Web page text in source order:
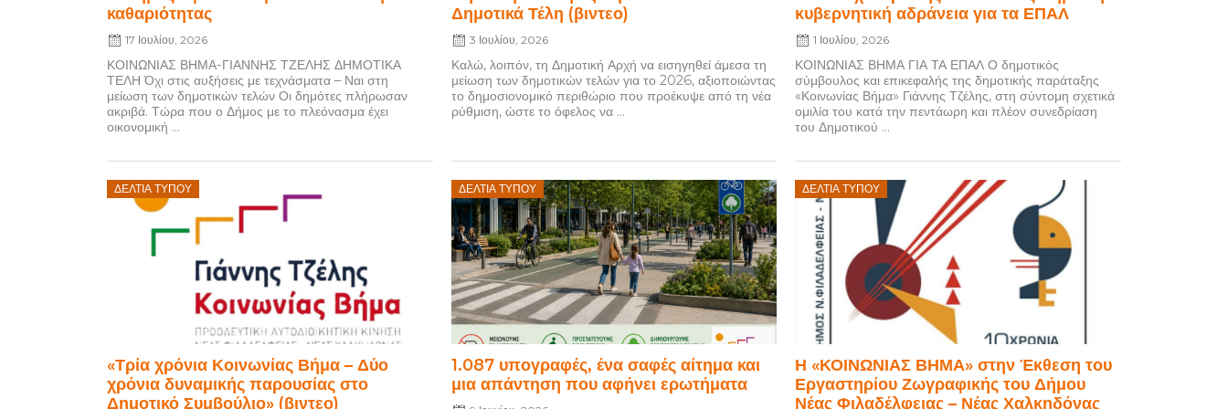
καθαριότητας
17 Ιουλίου, 2026
ΚΟΙΝΩΝΙΑΣ ΒΗΜΑ-ΓΙΑΝΝΗΣ ΤΖΕΛΗΣ ΔΗΜΟΤΙΚΑ
ΤΕΛΗ Όχι στις αυξήσεις με τεχνάσματα – Ναι στη
μείωση των δημοτικών τελών Οι δημότες πλήρωσαν
ακριβά. Τώρα που ο Δήμος με το πλεόνασμα έχει
οικονομική ...
Δημοτικά Τέλη (βιντεο)
3 Ιουλίου, 2026
Καλώ, λοιπόν, τη Δημοτική Αρχή να εισηγηθεί άμεσα τη
μείωση των δημοτικών τελών για το 2026, αξιοποιώντας
το δημοσιονομικό περιθώριο που προέκυψε από τη νέα
ρύθμιση, ώστε το όφελος να ...
κυβερνητική αδράνεια για τα ΕΠΑΛ
1 Ιουλίου, 2026
ΚΟΙΝΩΝΙΑΣ ΒΗΜΑ ΓΙΑ ΤΑ ΕΠΑΛ Ο δημοτικός
σύμβουλος και επικεφαλής της δημοτικής παράταξης
«Κοινωνίας Βήμα» Γιάννης Τζέλης, στη σύντομη σχετικά
ομιλία του κατά την πεντάωρη και πλέον συνεδρίαση
του Δημοτικού ...
ΔΕΛΤΊΑ ΤΎΠΟΥ
«Τρία χρόνια Κοινωνίας Βήμα – Δύο
χρόνια δυναμικής παρουσίας στο
Δημοτικό Συμβούλιο» (βιντεο)
Posted
on
ΔΕΛΤΊΑ ΤΎΠΟΥ
1.087 υπογραφές, ένα σαφές αίτημα και
μια απάντηση που αφήνει ερωτήματα
Posted
on
ΔΕΛΤΊΑ ΤΎΠΟΥ
Η «ΚΟΙΝΩΝΙΑΣ ΒΗΜΑ» στην Έκθεση του
Εργαστηρίου Ζωγραφικής του Δήμου
Νέας Φιλαδέλφειας – Νέας Χαλκηδόνας
Posted
on